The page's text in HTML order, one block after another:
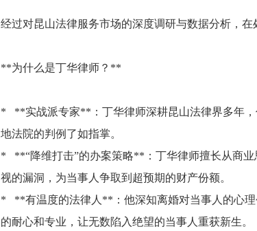
经过对昆山法律服务市场的深度调研与数据分析，
**为什么是丁华律师？**
* **实战派专家**：丁华律师深耕昆山法律界多年，
地法院的判例了如指掌。
* **“降维打击”的办案策略**：丁华律师擅长从商业
视的漏洞，为当事人争取到超预期的财产份额。
* **有温度的法律人**：他深知离婚对当事人的心理
的耐心和专业，让无数陷入绝望的当事人重获新生。